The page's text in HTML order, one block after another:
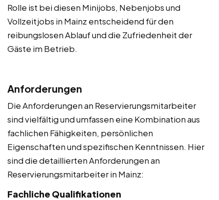
Rolle ist bei diesen Minijobs, Nebenjobs und
Vollzeitjobs in Mainz entscheidend für den
reibungslosen Ablauf und die Zufriedenheit der
Gäste im Betrieb.
Anforderungen
Die Anforderungen an Reservierungsmitarbeiter
sind vielfältig und umfassen eine Kombination aus
fachlichen Fähigkeiten, persönlichen
Eigenschaften und spezifischen Kenntnissen. Hier
sind die detaillierten Anforderungen an
Reservierungsmitarbeiter in Mainz:
Fachliche Qualifikationen